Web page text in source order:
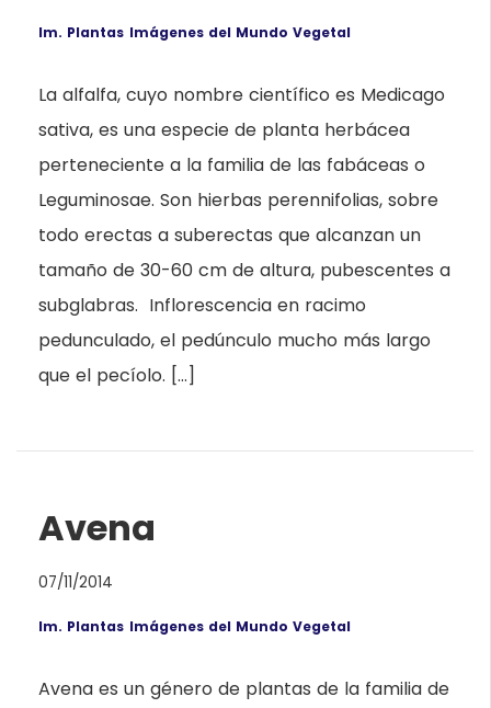
Im. Plantas Imágenes del Mundo Vegetal
La alfalfa, cuyo nombre científico es Medicago
sativa, es una especie de planta herbácea
perteneciente a la familia de las fabáceas o
Leguminosae. Son hierbas perennifolias, sobre
todo erectas a suberectas que alcanzan un
tamaño de 30-60 cm de altura, pubescentes a
subglabras. Inflorescencia en racimo
pedunculado, el pedúnculo mucho más largo
que el pecíolo. […]
Avena
07/11/2014
Im. Plantas Imágenes del Mundo Vegetal
Avena es un género de plantas de la familia de